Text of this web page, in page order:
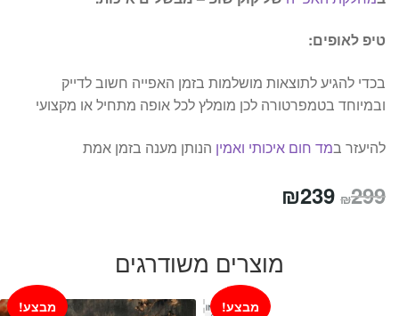
טיפ לאופים:
בכדי להגיע לתוצאות מושלמות בזמן האפייה חשוב לדייק
ובמיוחד בטמפרטורה לכן מומלץ לכל אופה מתחיל או מקצועי
להיעזר במד חום איכותי ואמין הנותן מענה בזמן אמת
₪299 המחיר
₪239
הוא:
₪239.
מוצרים משודרגים
מבצע! מבצע!